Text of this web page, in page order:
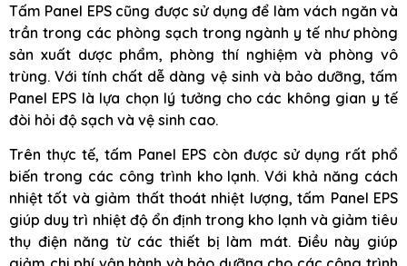
Tấm Panel EPS cũng được sử dụng để làm vách ngăn và
trần trong các phòng sạch trong ngành y tế như phòng
sản xuất dược phẩm, phòng thí nghiệm và phòng vô
trùng. Với tính chất dễ dàng vệ sinh và bảo dưỡng, tấm
Panel EPS là lựa chọn lý tưởng cho các không gian y tế
đòi hỏi độ sạch và vệ sinh cao.
Trên thực tế, tấm Panel EPS còn được sử dụng rất phổ
biến trong các công trình kho lạnh. Với khả năng cách
nhiệt tốt và giảm thất thoát nhiệt lượng, tấm Panel EPS
giúp duy trì nhiệt độ ổn định trong kho lạnh và giảm tiêu
thụ điện năng từ các thiết bị làm mát. Điều này giúp